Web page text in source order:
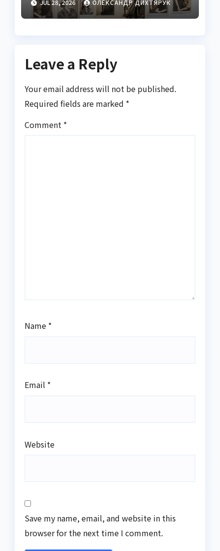
JUL 28, 2026 ОЛЕКСАНДР ДИХТЯРУК
Leave a Reply
Your email address will not be published.
Required fields are marked *
Comment *
Name *
Email *
Website
Save my name, email, and website in this
browser for the next time I comment.